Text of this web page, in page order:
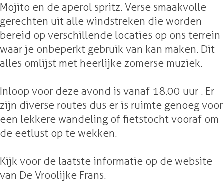
Mojito en de aperol spritz. Verse smaakvolle
gerechten uit alle windstreken die worden
bereid op verschillende locaties op ons terrein
waar je onbeperkt gebruik van kan maken. Dit
alles omlijst met heerlijke zomerse muziek.
Inloop voor deze avond is vanaf 18.00 uur . Er
zijn diverse routes dus er is ruimte genoeg voor
een lekkere wandeling of fietstocht vooraf om
de eetlust op te wekken.
Kijk voor de laatste informatie op de website
van De Vroolijke Frans.